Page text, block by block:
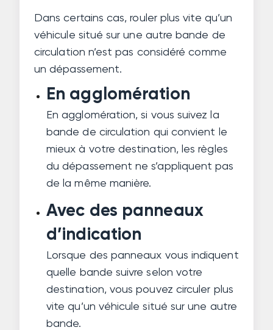
Dans certains cas, rouler plus vite qu’un
véhicule situé sur une autre bande de
circulation n’est pas considéré comme
un dépassement.
En agglomération
En agglomération, si vous suivez la
bande de circulation qui convient le
mieux à votre destination, les règles
du dépassement ne s’appliquent pas
de la même manière.
Avec des panneaux
d’indication
Lorsque des panneaux vous indiquent
quelle bande suivre selon votre
destination, vous pouvez circuler plus
vite qu’un véhicule situé sur une autre
bande.